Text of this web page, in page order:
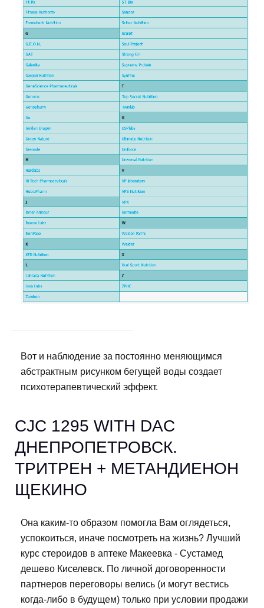
Вот и наблюдение за постоянно меняющимся
абстрактным рисунком бегущей воды создает
психотерапевтический эффект.
CJC 1295 WITH DAC
ДНЕПРОПЕТРОВСК.
ТРИТРЕН + МЕТАНДИЕНОН
ЩЕКИНО
Она каким-то образом помогла Вам оглядеться,
успокоиться, иначе посмотреть на жизнь? Лучший
курс стероидов в аптеке Макеевка - Сустамед
дешево Киселевск. По личной договоренности
партнеров переговоры велись (и могут вестись
когда-либо в будущем) только при условии продажи